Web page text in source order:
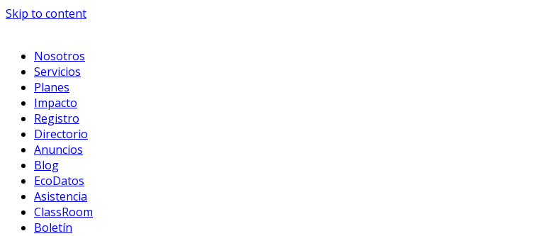
Skip to content
Nosotros
Servicios
Planes
Impacto
Registro
Directorio
Anuncios
Blog
EcoDatos
Asistencia
ClassRoom
Boletín